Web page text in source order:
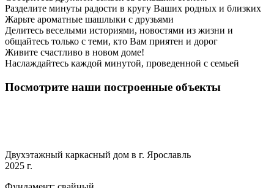
Разделите минуты радости в кругу Ваших родных и близких
Жарьте ароматные шашлыки с друзьями
Делитесь веселыми историями, новостями из жизни и
общайтесь только с теми, кто Вам приятен и дорог
Живите счастливо в новом доме!
Наслаждайтесь каждой минутой, проведенной с семьей
Посмотрите наши построенные объекты
Двухэтажный каркасный дом в г. Ярославль
2025 г.